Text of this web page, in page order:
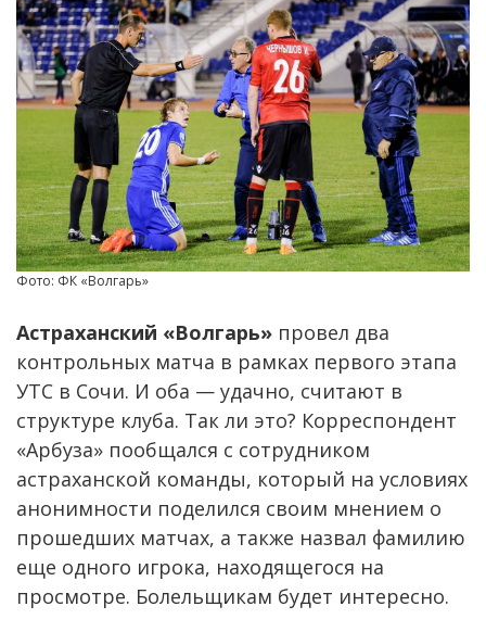
Фото: ФК «Волгарь»
Астраханский «Волгарь» провел два
контрольных матча в рамках первого этапа
УТС в Сочи. И оба — удачно, считают в
структуре клуба. Так ли это? Корреспондент
«Арбуза» пообщался с сотрудником
астраханской команды, который на условиях
анонимности поделился своим мнением о
прошедших матчах, а также назвал фамилию
еще одного игрока, находящегося на
просмотре. Болельщикам будет интересно.